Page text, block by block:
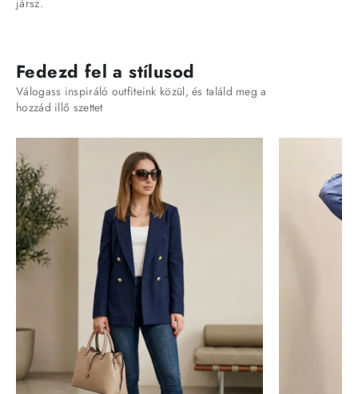
Fedezd fel a stílusod
Válogass inspiráló outfiteink közül, és találd meg a
hozzád illő szettet